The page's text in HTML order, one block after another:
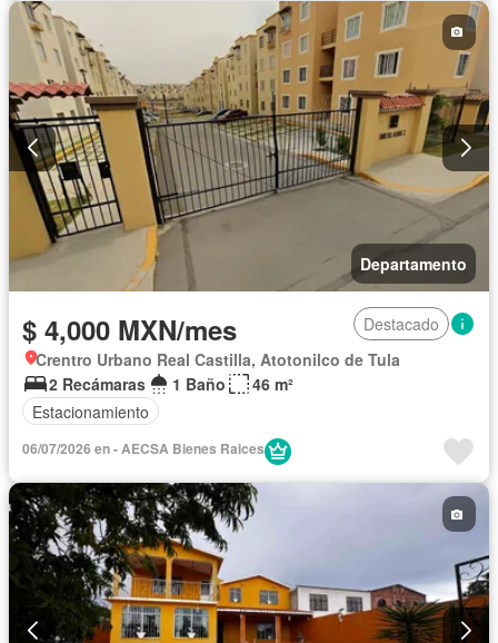
Departamento
$ 4,000 MXN/mes
Destacado
Crentro Urbano Real Castilla, Atotonilco de Tula
2 Recámaras
1 Baño
46 m²
Estacionamiento
06/07/2026 en - AECSA Bienes Raices